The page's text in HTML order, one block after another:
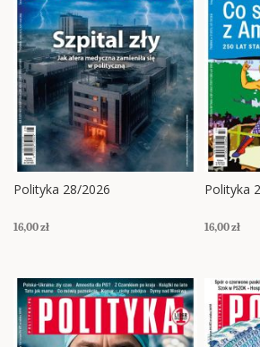
Polityka 28/2026
16,00 zł
Polityka
16,00 zł